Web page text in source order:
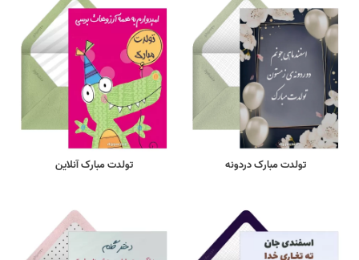
تولدت مبارک دردونه تولدت مبارک آنلاین